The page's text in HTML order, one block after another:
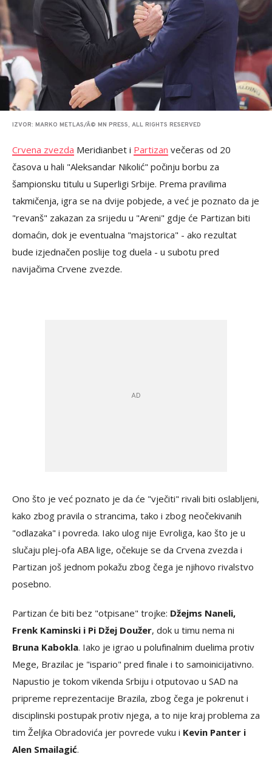
IZVOR: MARKO METLAS/Â© MN PRESS, ALL RIGHTS RESERVED
Crvena zvezda Meridianbet i Partizan večeras od 20
časova u hali "Aleksandar Nikolić" počinju borbu za
šampionsku titulu u Superligi Srbije. Prema pravilima
takmičenja, igra se na dvije pobjede, a već je poznato da je
"revanš" zakazan za srijedu u "Areni" gdje će Partizan biti
domaćin, dok je eventualna "majstorica" - ako rezultat
bude izjednačen poslije tog duela - u subotu pred
navijačima Crvene zvezde.
Ono što je već poznato je da će "vječiti" rivali biti oslabljeni,
kako zbog pravila o strancima, tako i zbog neočekivanih
"odlazaka" i povreda. Iako ulog nije Evroliga, kao što je u
slučaju plej-ofa ABA lige, očekuje se da Crvena zvezda i
Partizan još jednom pokažu zbog čega je njihovo rivalstvo
posebno.
Partizan će biti bez "otpisane" trojke: Džejms Naneli,
Frenk Kaminski i Pi Džej Doužer, dok u timu nema ni
Bruna Kabokla. Iako je igrao u polufinalnim duelima protiv
Mege, Brazilac je "ispario" pred finale i to samoinicijativno.
Napustio je tokom vikenda Srbiju i otputovao u SAD na
pripreme reprezentacije Brazila, zbog čega je pokrenut i
disciplinski postupak protiv njega, a to nije kraj problema za
tim Željka Obradovića jer povrede vuku i Kevin Panter i
Alen Smailagić.